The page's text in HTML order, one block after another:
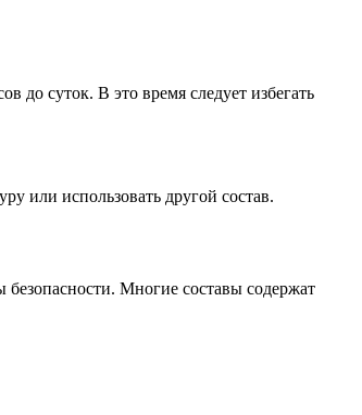
до суток. В это время следует избегать
или использовать другой состав.
Многие составы содержат